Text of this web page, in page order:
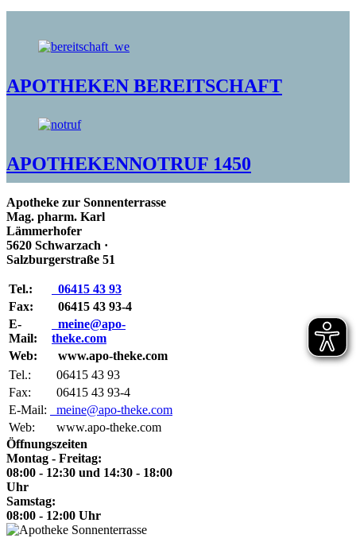
APOTHEKEN BEREITSCHAFT
APOTHEKENNOTRUF 1450
Apotheke zur Sonnenterrasse
Mag. pharm. Karl
Lämmerhofer
5620 Schwarzach ·
Salzburgerstraße 51
Tel.:
06415 43 93
Fax:
06415 43 93-4
E-
Mail:
meine@apo-
theke.com
Web:
www.apo-theke.com
Tel.:
06415 43 93
Fax:
06415 43 93-4
E-Mail:
meine@apo-theke.com
Web:
www.apo-theke.com
Öffnungszeiten
Montag - Freitag:
08:00 - 12:30 und 14:30 - 18:00
Uhr
Samstag:
08:00 - 12:00 Uhr